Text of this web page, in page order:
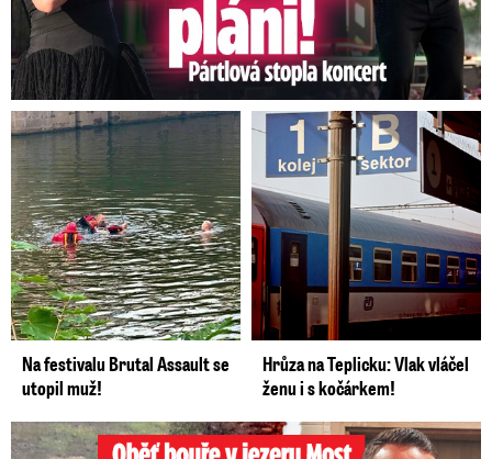
Na festivalu Brutal Assault se
utopil muž!
Hrůza na Teplicku: Vlak vláčel
ženu i s kočárkem!
Oběť bouře v jezeru Most: Zemřel táta Dominik (†28)